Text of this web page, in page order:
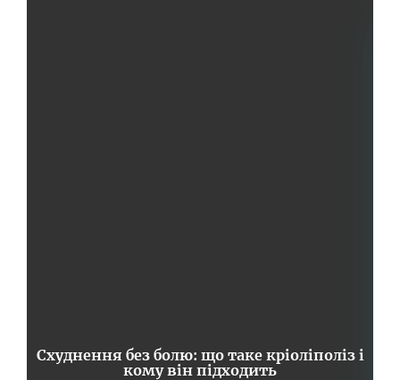
Схуднення без болю: що таке кріоліполіз і
кому він підходить